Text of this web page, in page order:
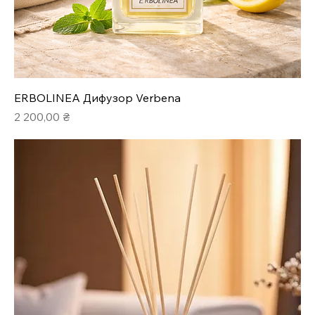
ERBOLINEA Дифузор Verbena
Ціна
2 200,00 ₴